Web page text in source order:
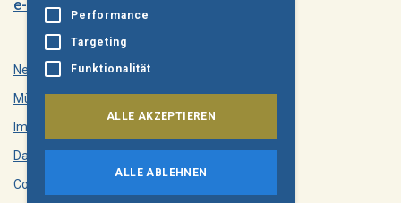
e-mail@mm-foundation.org
Newsletter
Müller-Möhl Group
Impressum
Datenschutz
Cookie-Policy
Performance
Targeting
Funktionalität
ALLE AKZEPTIEREN
ALLE ABLEHNEN